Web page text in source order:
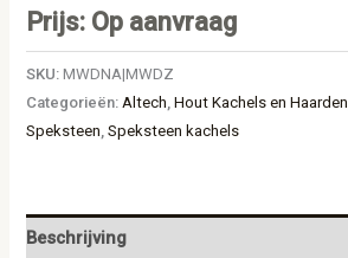
Prijs: Op aanvraag
SKU:MWDNA|MWDZ
Categorieën: Altech ,Hout Kachels en Haarden
Speksteen ,Speksteen kachels
Beschrijving